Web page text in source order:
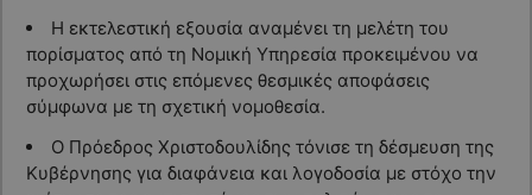
Η εκτελεστική εξουσία αναμένει τη μελέτη του
πορίσματος από τη Νομική Υπηρεσία προκειμένου να
προχωρήσει στις επόμενες θεσμικές αποφάσεις
σύμφωνα με τη σχετική νομοθεσία.
Ο Πρόεδρος Χριστοδουλίδης τόνισε τη δέσμευση της
Κυβέρνησης για διαφάνεια και λογοδοσία με στόχο την